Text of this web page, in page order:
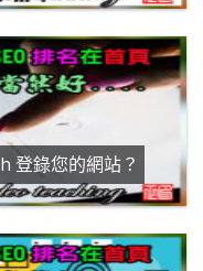
登錄您的網站？